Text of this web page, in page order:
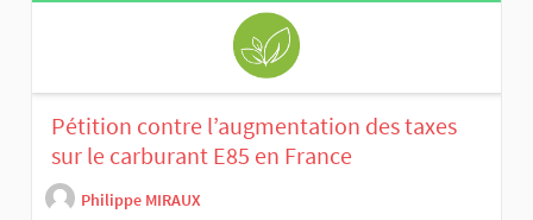
Pétition contre l’augmentation des taxes
sur le carburant E85 en France
Philippe MIRAUX